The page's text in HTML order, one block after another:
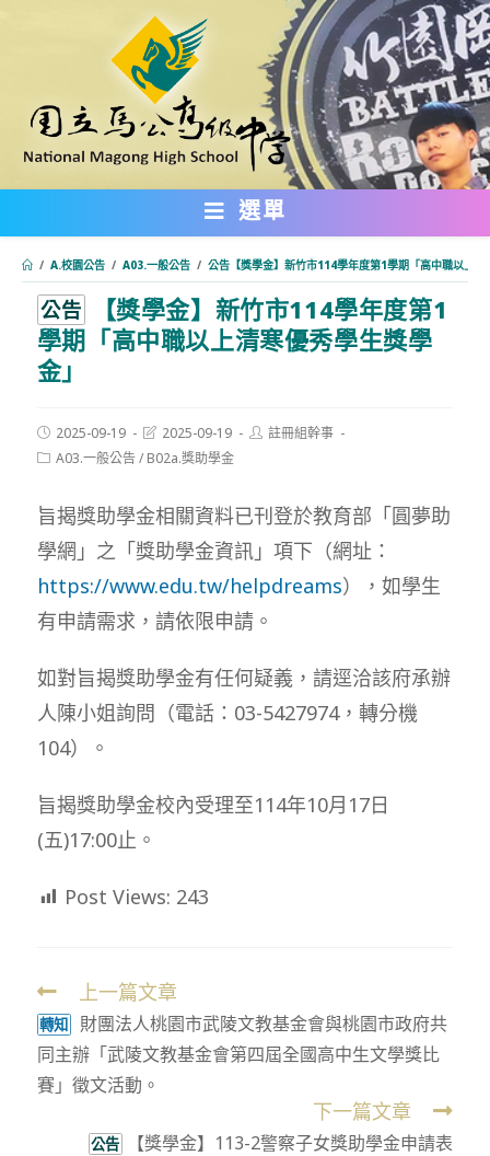
內
選單
/ A.校園公告 / A03.一般公告 / 公告【獎學金】新竹市114學年度第1學期「高中職以上清
公告
【獎學金】新竹市114學年度第1
學期「高中職以上清寒優秀學生獎學
金」
Post
published:
2025-09-19
Post
modified:
2025-09-19
Post註冊組幹事
PostA03.一般公告/ B02a.獎助學金
旨揭獎助學金相關資料已刊登於教育部「圓夢助
學網」之「獎助學金資訊」項下（網址：
https://www.edu.tw/helpdreams），如學生
有申請需求，請依限申請。
如對旨揭獎助學金有任何疑義，請逕洽該府承辦
人陳小姐詢問（電話：03-5427974，轉分機
104）。
旨揭獎助學金校內受理至114年10月17日
(五)17:00止。
Post Views: 243
Read
more
articles
上一篇文章
轉知
財團法人桃園市武陵文教基金會與桃園市政府共
同主辦「武陵文教基金會第四屆全國高中生文學獎比
賽」徵文活動。
下一篇文章
公告 【獎學金】113-2警察子女獎助學金申請表